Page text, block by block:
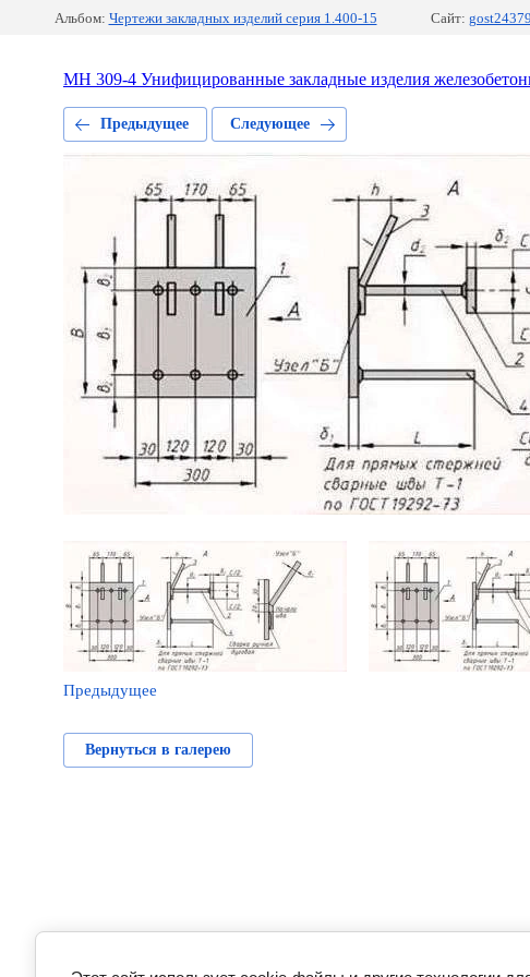
Альбом: Чертежи закладных изделий серия 1.400-15 Сайт:
МН 309-4 Унифицированные закладные изделия
Предыдущее Следующее
Предыдущее
Вернуться в галерею